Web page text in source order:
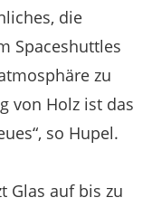
die
Spaceshuttles
zu
von Holz ist das
so Hupel.
Glas auf bis zu